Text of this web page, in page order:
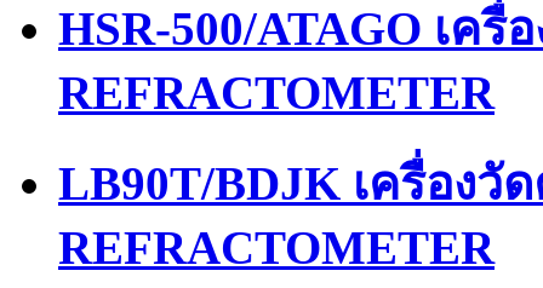
HSR-500/ATAGO เค
REFRACTOMETER
LB90T/BDJK เครื่องวั
REFRACTOMETER